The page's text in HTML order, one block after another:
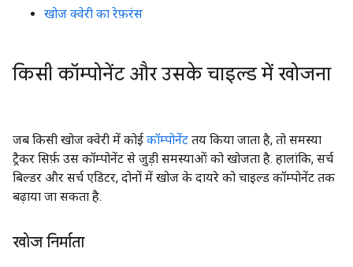
खोज क्वेरी का रेफ़रंस
किसी कॉम्पोनेंट और उसके चाइल्ड में खोजना
जब किसी खोज क्वेरी में कोई कॉम्पोनेंट तय किया जाता है, तो समस्या
ट्रैकर सिर्फ़ उस कॉम्पोनेंट से जुड़ी समस्याओं को खोजता है. हालांकि, सर्च
बिल्डर और सर्च एडिटर, दोनों में खोज के दायरे को चाइल्ड कॉम्पोनेंट तक
बढ़ाया जा सकता है.
खोज निर्माता